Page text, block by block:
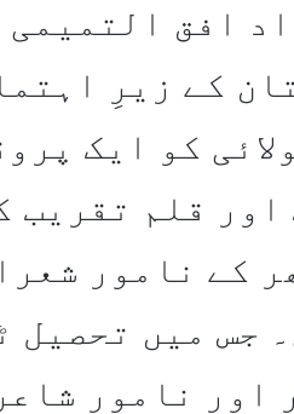
افق
کے زیرِ
میں 26 جولائی
قلم تقریب
کے نامور
جس میں تحصیل
اور نامور